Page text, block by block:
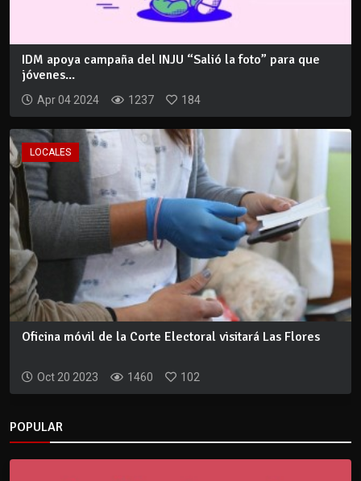
IDM apoya campaña del INJU “Salió la foto” para que
jóvenes...
Apr 04 2024 1237 184
LOCALES
Oficina móvil de la Corte Electoral visitará Las Flores
Oct 20 2023 1460 102
POPULAR